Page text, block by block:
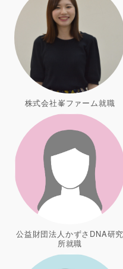
株式会社峯ファーム就職
公益財団法人かずさDNA研究
所就職